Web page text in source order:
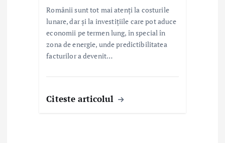
Românii sunt tot mai atenți la costurile
lunare, dar și la investițiile care pot aduce
economii pe termen lung, în special în
zona de energie, unde predictibilitatea
facturilor a devenit…
Citeste articolul